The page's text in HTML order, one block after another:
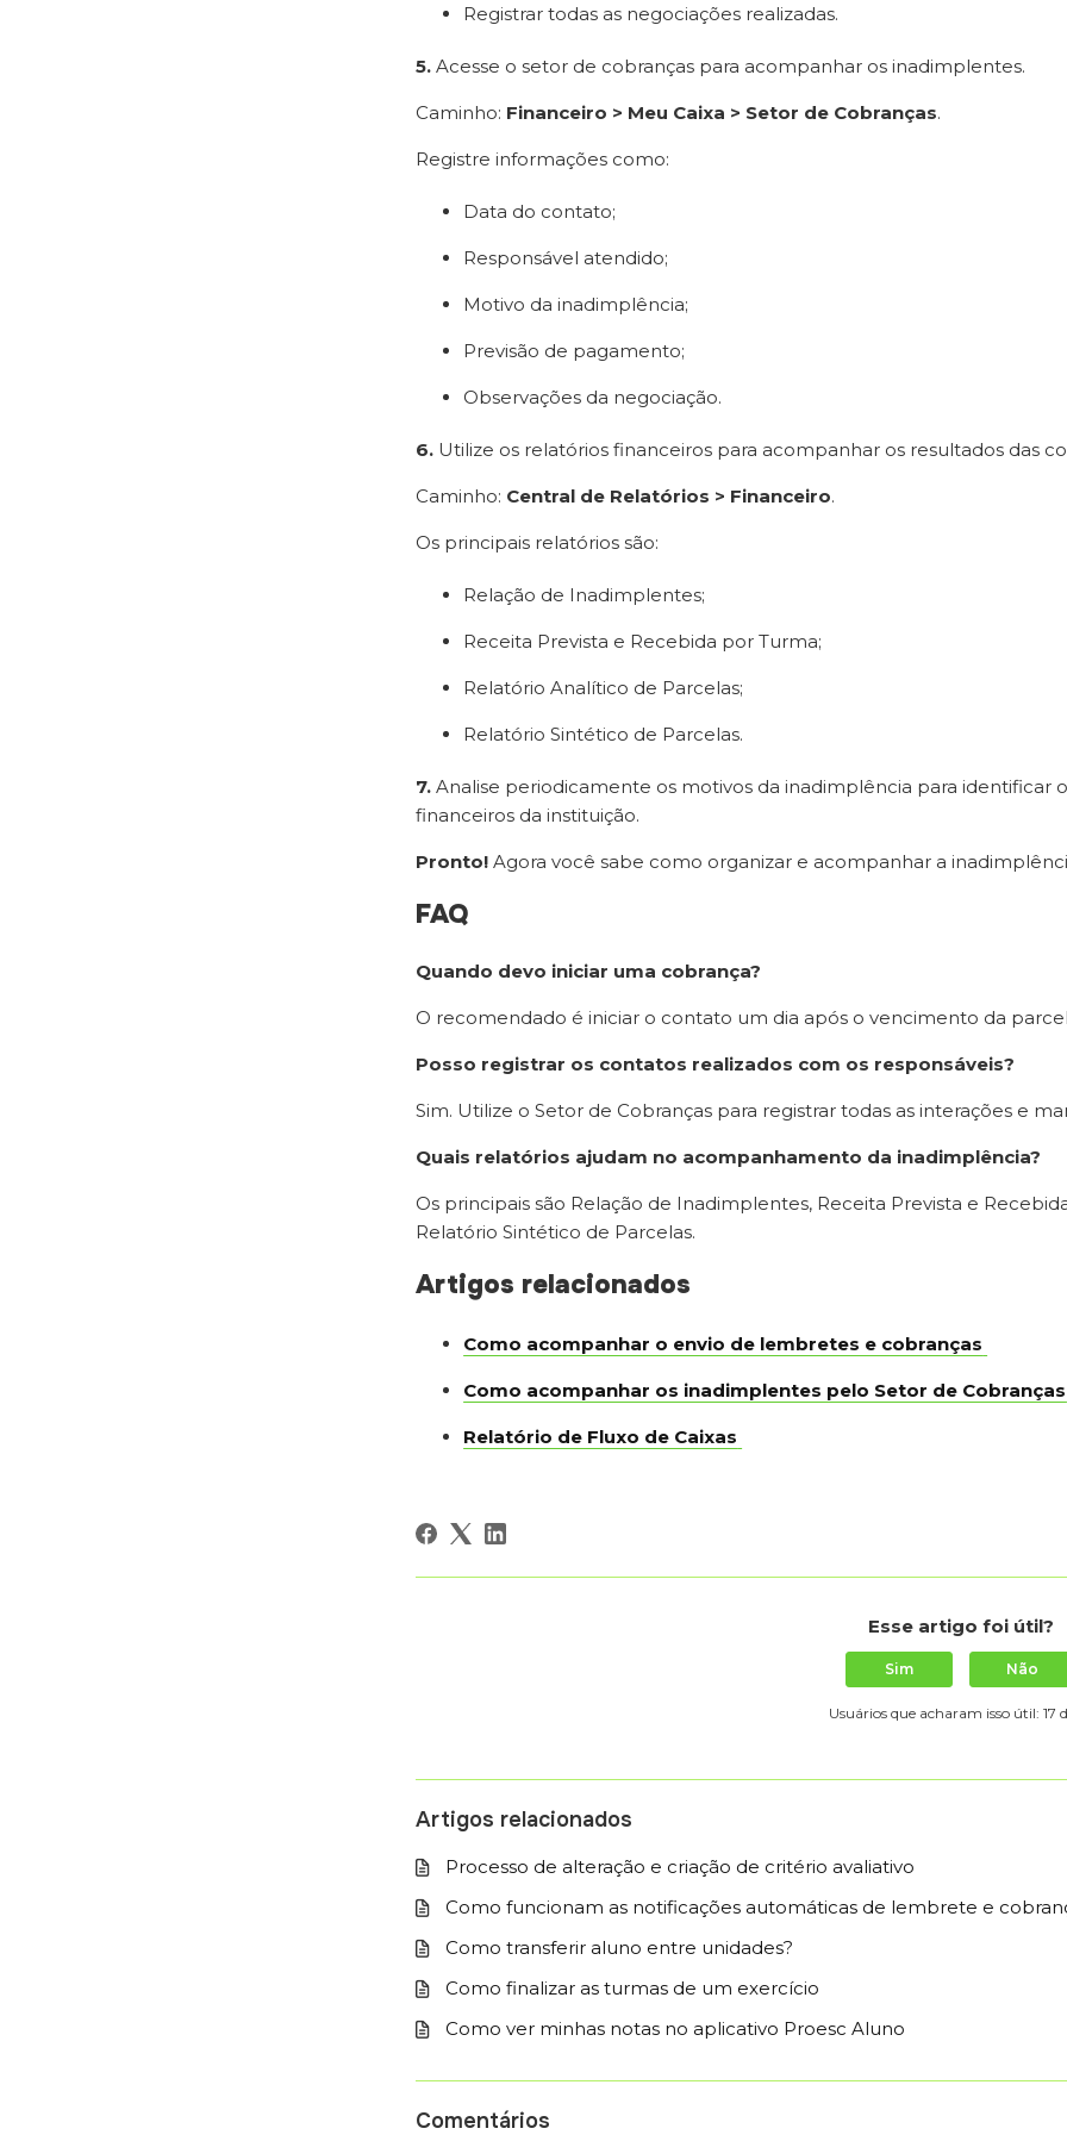
Registrar todas as negociações realizadas.
5. Acesse o setor de cobranças para acompanhar os inadimplentes.
Caminho: Financeiro > Meu Caixa > Setor de Cobranças.
Registre informações como:
Data do contato;
Responsável atendido;
Motivo da inadimplência;
Previsão de pagamento;
Observações da negociação.
6. Utilize os relatórios financeiros para acompanhar os resultados das
Caminho: Central de Relatórios > Financeiro.
Os principais relatórios são:
Relação de Inadimplentes;
Receita Prevista e Recebida por Turma;
Relatório Analítico de Parcelas;
Relatório Sintético de Parcelas.
7. Analise periodicamente os motivos da inadimplência para identificar
financeiros da instituição.
Pronto! Agora você sabe como organizar e acompanhar a
FAQ
Quando devo iniciar uma cobrança?
O recomendado é iniciar o contato um dia após o vencimento da
Posso registrar os contatos realizados com os responsáveis?
Sim. Utilize o Setor de Cobranças para registrar todas as interações e
Quais relatórios ajudam no acompanhamento da inadimplência?
Os principais são Relação de Inadimplentes, Receita Prevista e
Relatório Sintético de Parcelas.
Artigos relacionados
Como acompanhar o envio de lembretes e cobranças
Como acompanhar os inadimplentes pelo Setor de Cobranças
Relatório de Fluxo de Caixas
Esse artigo foi útil?
Sim Não
Usuários que acharam isso útil: 17
Artigos relacionados
Processo de alteração e criação de critério avaliativo
Como funcionam as notificações automáticas de lembrete e
Como transferir aluno entre unidades?
Como finalizar as turmas de um exercício
Como ver minhas notas no aplicativo Proesc Aluno
Comentários